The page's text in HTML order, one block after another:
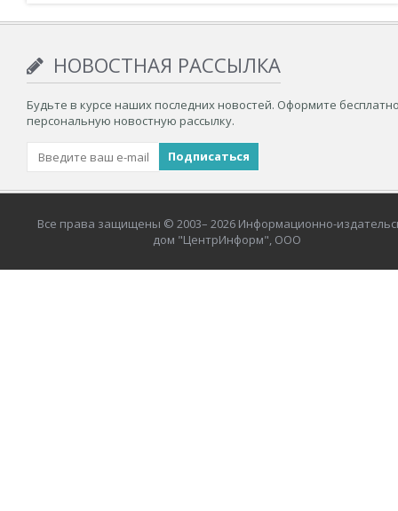
НОВОСТНАЯ РАССЫЛКА
Будьте в курсе наших последних новостей. Оформите
персональную новостную рассылку.
Все права защищены © 2003– 2026 Информационно-
дом "ЦентрИнформ", ООО